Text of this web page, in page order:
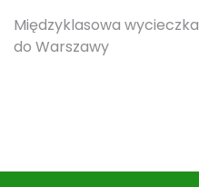
Nawigacja
wpisu
Międzyklasowa wycieczka
do Warszawy